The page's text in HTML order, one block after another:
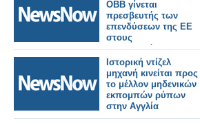
ÖBB γίνεται
πρεσβευτής των
επενδύσεων της ΕΕ
στους
σιδηροδρόμους.
Ιστορική ντίζελ
μηχανή κινείται προς
το μέλλον μηδενικών
εκπομπών ρύπων
στην Αγγλία